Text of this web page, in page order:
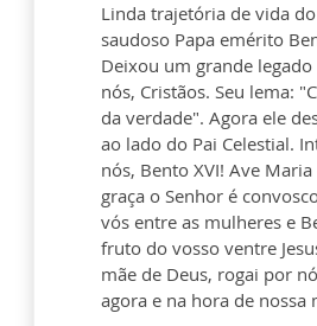
Linda trajetória de vida
saudoso Papa emérito
Deixou um grande
nós, Cristãos. Seu lema:
da verdade". Agora ele
ao lado do Pai Celestial.
nós, Bento XVI! Ave
graça o Senhor é
vós entre as mulheres e
fruto do vosso ventre
mãe de Deus, rogai por
agora e na hora de nossa